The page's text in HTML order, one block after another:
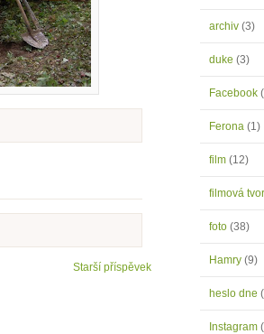
Starší příspěvek
archiv (3)
duke (3)
Facebook
Ferona (1)
film (12)
filmová
foto (38)
Hamry (9)
heslo dne
Instagram